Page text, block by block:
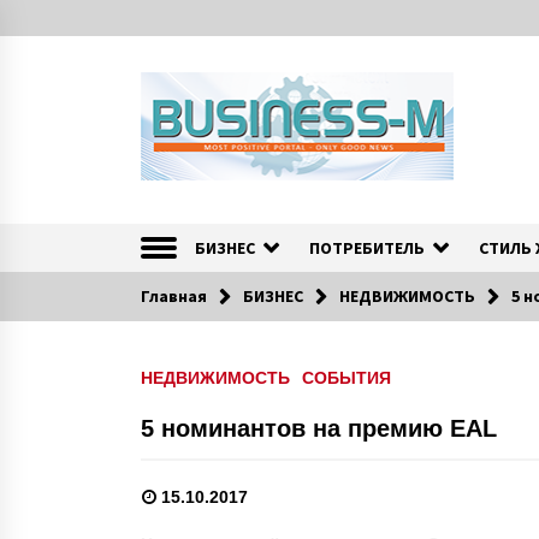
k
БИЗНЕС ПОТРЕБИТЕЛЬ СТИЛЬ
Главная БИЗНЕС НЕДВИЖИМОСТЬ 5
НЕДВИЖИМОСТЬ СОБЫТИЯ
5 номинантов на премию EAL
15.10.2017